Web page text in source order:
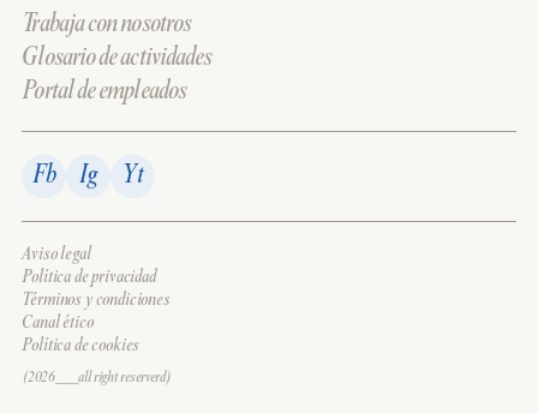
Trabaja con nosotros
Glosario de actividades
Portal de empleados
Fb Ig Yt
Aviso legal
Política de privacidad
Términos y condiciones
Canal ético
Política de cookies
(2026___all right reserverd)